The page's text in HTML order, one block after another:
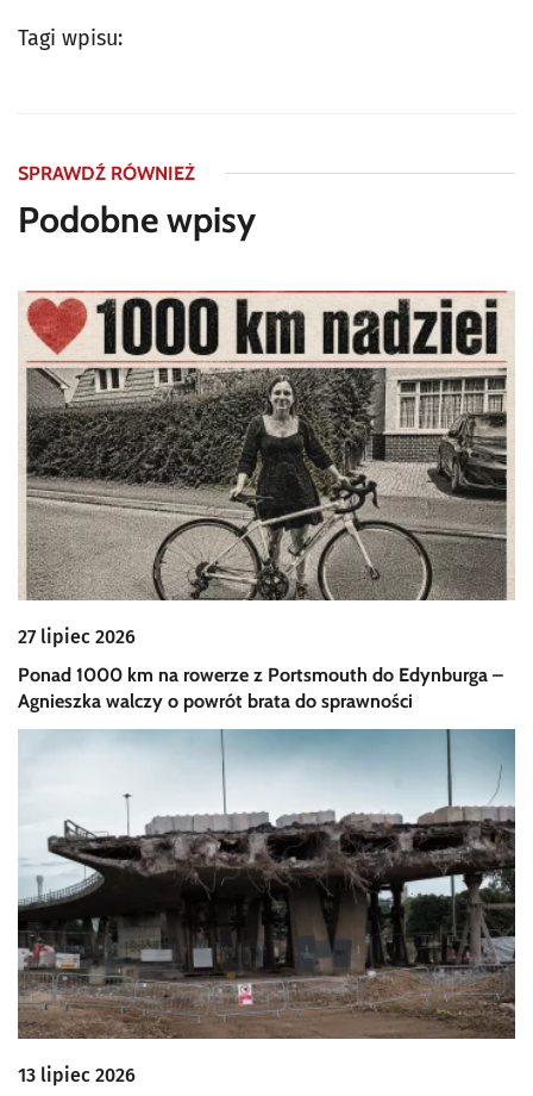
Tagi wpisu:
SPRAWDŹ RÓWNIEŻ
Podobne wpisy
27 lipiec 2026
Ponad 1000 km na rowerze z Portsmouth do Edynburga –
Agnieszka walczy o powrót brata do sprawności
13 lipiec 2026